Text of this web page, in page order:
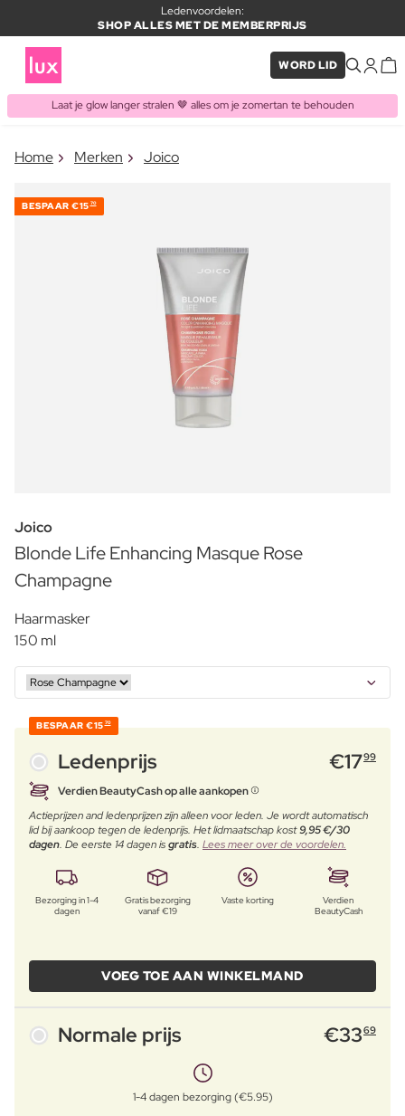
Ledenvoordelen:
SHOP ALLES MET DE MEMBERPRIJS
WORD LID
Laat je glow langer stralen 🤎 alles om je zomertan te behouden
ITEM TOEGEVOEGD AAN
Home Merken Joico
BESPAAR €15 70
Joico
Blonde Life Enhancing Masque Rose
Champagne
Haarmasker
150 ml
BESPAAR €15 70
Ledenprijs €1799
Verdien BeautyCash op alle aankopen
Actieprijzen and ledenprijzen zijn alleen voor leden. Je wordt automatisch
lid bij aankoop tegen de ledenprijs. Het lidmaatschap kost9,95 €/30
dagen. De eerste 14 dagen isgratis. Lees meer over de voordelen.
Bezorging in 1-4
dagen
Gratis bezorging
vanaf €19
Vaste korting
Verdien
BeautyCash
VOEG TOE AAN WINKELMAND
Normale prijs €3369
1-4 dagen bezorging (€5.95)